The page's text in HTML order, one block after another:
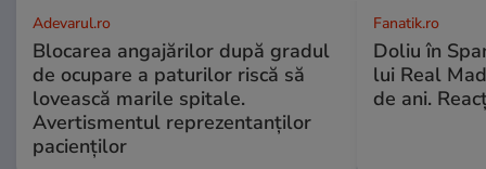
Adevarul.ro
Blocarea angajărilor după gradul
de ocupare a paturilor riscă să
lovească marile spitale.
Avertismentul reprezentanților
pacienților
Fanatik.ro
Doliu în
lui Real
de ani.